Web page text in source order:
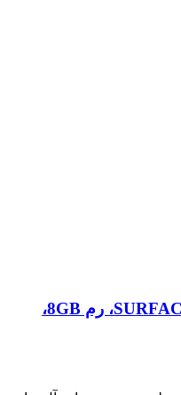
لپ تاپ استوک SURFACE LAPTOP 4، رم 8GB،